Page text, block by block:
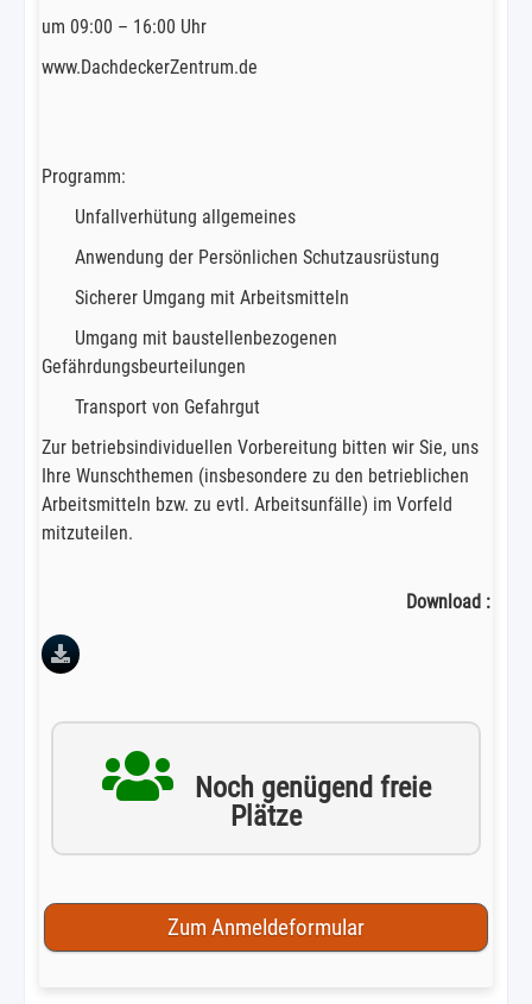
um 09:00 – 16:00 Uhr
www.DachdeckerZentrum.de
Programm:
Unfallverhütung allgemeines
Anwendung der Persönlichen Schutzausrüstung
Sicherer Umgang mit Arbeitsmitteln
Umgang mit baustellenbezogenen
Gefährdungsbeurteilungen
Transport von Gefahrgut
Zur betriebsindividuellen Vorbereitung bitten wir Sie, uns
Ihre Wunschthemen (insbesondere zu den betrieblichen
Arbeitsmitteln bzw. zu evtl. Arbeitsunfälle) im Vorfeld
mitzuteilen.
Download :
Noch genügend freie
Plätze